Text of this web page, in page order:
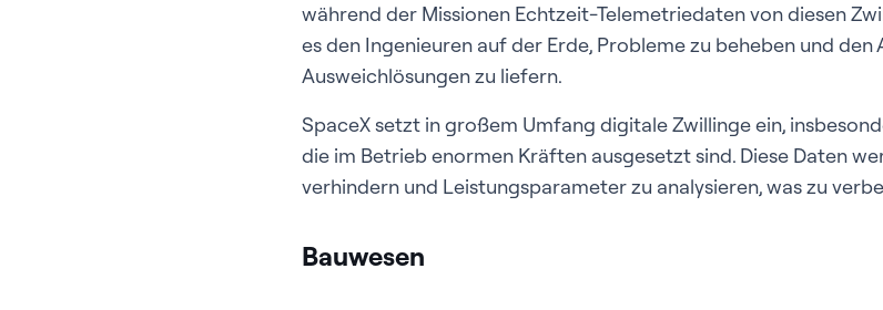
während der Missionen Echtzeit-Telemetriedaten von diesen
es den Ingenieuren auf der Erde, Probleme zu beheben und
Ausweichlösungen zu liefern.
SpaceX setzt in großem Umfang digitale Zwillinge ein,
die im Betrieb enormen Kräften ausgesetzt sind. Diese Daten
verhindern und Leistungsparameter zu analysieren, was zu
Bauwesen